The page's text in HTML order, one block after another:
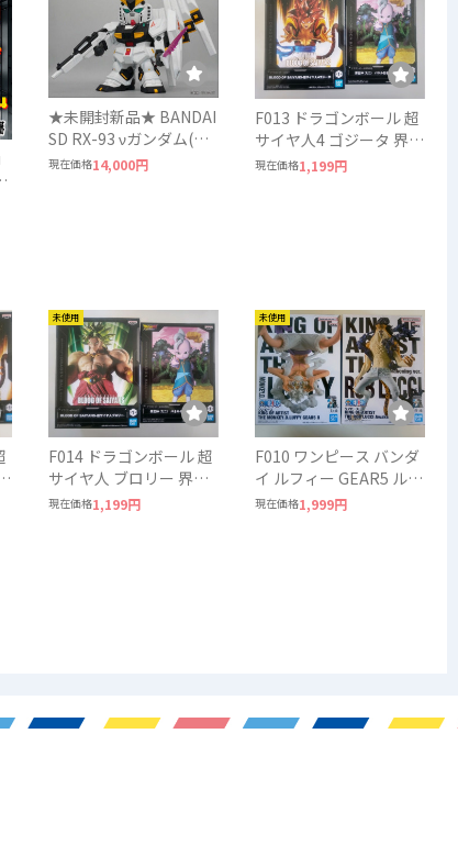
★未開封新品★ BANDAI
SD RX-93 νガンダム(ニ
ューガンダム) プレバン
現在価格14,000円
未使用
F014 ドラゴンボール 超
サイヤ人 ブロリー 界王
神 DRAGON BALL
現在価格1,199円
F013 ドラゴンボール 超
サイヤ人4 ゴジータ 界王
神 DRAGON BALL
現在価格1,199円
未使用
F010 ワンピース バンダ
イ ルフィー GEAR5 ルシ
ー ONEPIECE BANDAI
現在価格1,999円